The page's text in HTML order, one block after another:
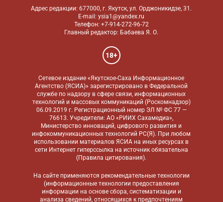
Адрес редакции: 677000, г. Якутск, ул. Орджоникидзе, 31.
E-mail: ysia1@yandex.ru
Телефон: +7-914-272-96-72
Главный редактор: Бабаева Я. О.
18+
Сетевое издание «Якутское-Саха Информационное
Агентство (ЯСИА)» зарегистрировано в Федеральной
службе по надзору в сфере связи, информационных
технологий и массовых коммуникаций (Роскомнадзор)
06.09.2019 г. Регистрационный номер ЭЛ № ФС 77 —
76613. Учредители: АО «РИИХ Сахамедиа»,
Министерство инноваций, цифрового развития и
инфокоммуникационных технологий РС(Я). При любом
использовании материалов ЯСИА на иных ресурсах в
сети Интернет гиперссылка на источник обязательна
(Правила цитирования).
На сайте применяются рекомендательные технологии
(информационные технологии предоставления
информации на основе сбора, систематизации и
анализа сведений, относящихся к предпочтениям